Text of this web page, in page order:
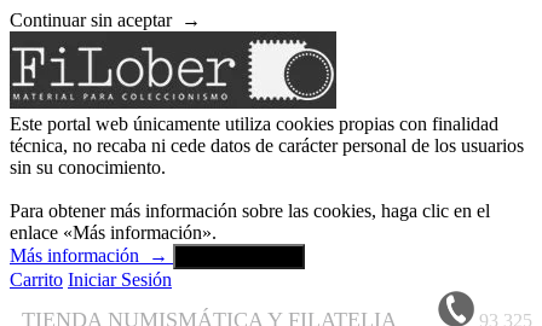
Continuar sin aceptar →
Este portal web únicamente utiliza cookies propias con finalidad
técnica, no recaba ni cede datos de carácter personal de los usuarios
sin su conocimiento.
Para obtener más información sobre las cookies, haga clic en el
enlace «Más información».
Más información
→
Carrito Iniciar Sesión
TIENDA NUMISMÁTICA Y FILATELIA
93 325